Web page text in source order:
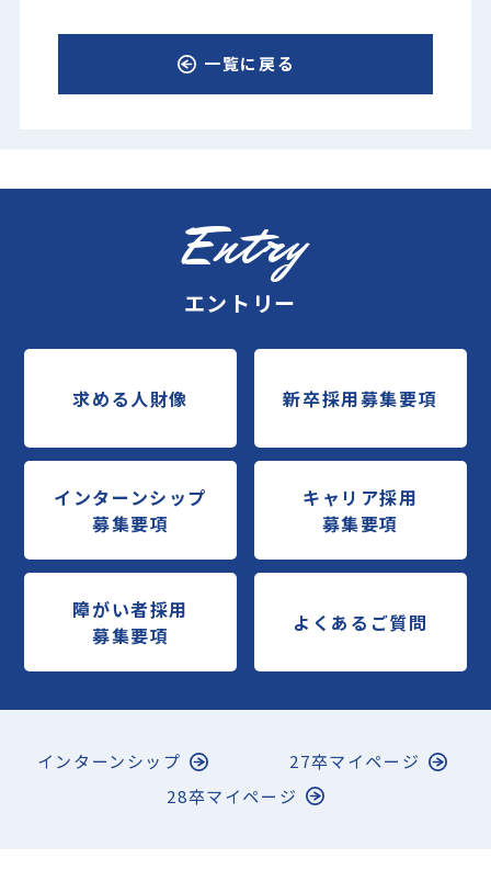
一覧に戻る
Entry
エントリー
求める人財像 新卒採用募集要項
インターンシップ
募集要項
キャリア採用
募集要項
障がい者採用
募集要項
よくあるご質問
インターンシップ
27卒マイページ
28卒マイページ